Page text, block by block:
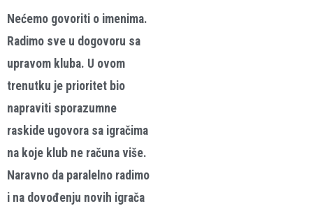
Nećemo govoriti o imenima.
Radimo sve u dogovoru sa
upravom kluba. U ovom
trenutku je prioritet bio
napraviti sporazumne
raskide ugovora sa igračima
na koje klub ne računa više.
Naravno da paralelno radimo
i na dovođenju novih igrača